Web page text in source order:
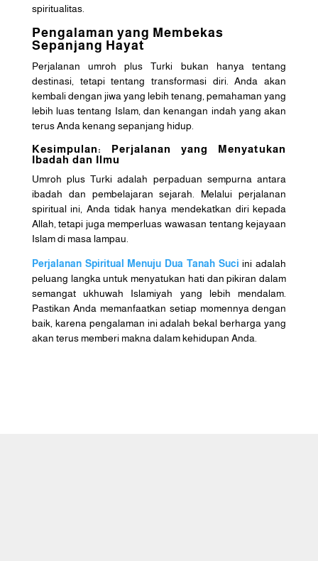
spiritualitas.
Pengalaman yang Membekas
Sepanjang Hayat
Perjalanan umroh plus Turki bukan hanya tentang
destinasi, tetapi tentang transformasi diri. Anda akan
kembali dengan jiwa yang lebih tenang, pemahaman yang
lebih luas tentang Islam, dan kenangan indah yang akan
terus Anda kenang sepanjang hidup.
Kesimpulan: Perjalanan yang Menyatukan
Ibadah dan Ilmu
Umroh plus Turki adalah perpaduan sempurna antara
ibadah dan pembelajaran sejarah. Melalui perjalanan
spiritual ini, Anda tidak hanya mendekatkan diri kepada
Allah, tetapi juga memperluas wawasan tentang kejayaan
Islam di masa lampau.
Perjalanan Spiritual Menuju Dua Tanah Suci ini adalah
peluang langka untuk menyatukan hati dan pikiran dalam
semangat ukhuwah Islamiyah yang lebih mendalam.
Pastikan Anda memanfaatkan setiap momennya dengan
baik, karena pengalaman ini adalah bekal berharga yang
akan terus memberi makna dalam kehidupan Anda.